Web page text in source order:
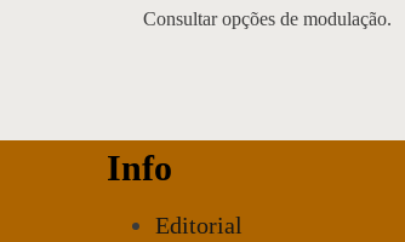
Consultar opções de modulação.
Info
Editorial